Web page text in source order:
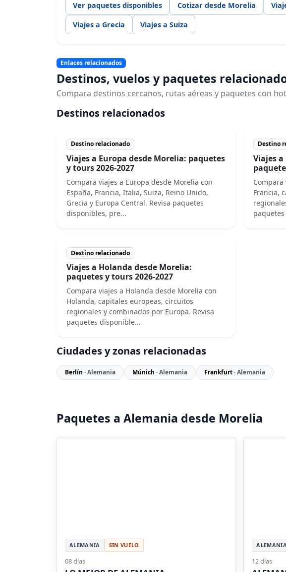
Ver paquetes disponibles Cotizar desde Morelia
Viajes a Grecia Viajes a Suiza
Enlaces relacionados
Destinos, vuelos y paquetes
Compara destinos cercanos, rutas aéreas y paquetes con
Destinos relacionados
Destino relacionado
Viajes a Europa desde Morelia: paquetes
y tours 2026-2027
Compara viajes a Europa desde Morelia con
España, Francia, Italia, Suiza, Reino Unido,
Grecia y Europa Central. Revisa paquetes
disponibles, pre...
Destino
Viajes
Francia,
Destino relacionado
Viajes a Holanda desde Morelia:
paquetes y tours 2026-2027
Compara viajes a Holanda desde Morelia con
Holanda, capitales europeas, circuitos
regionales y combinados por Europa. Revisa
paquetes disponible...
Ciudades y zonas relacionadas
Berlín · Alemania Múnich · Alemania Frankfurt· Alemania
Paquetes a Alemania desde Morelia
ALEMANIA SIN VUELO
08 días
ALEMANIA
12 días